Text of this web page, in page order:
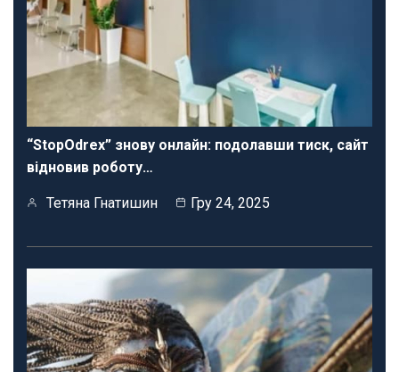
“StopOdrex” знову онлайн: подолавши тиск, сайт
відновив роботу…
Тетяна Гнатишин Гру 24, 2025